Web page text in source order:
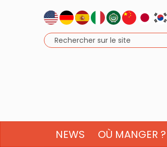
NEWS OÙ MANGER ?